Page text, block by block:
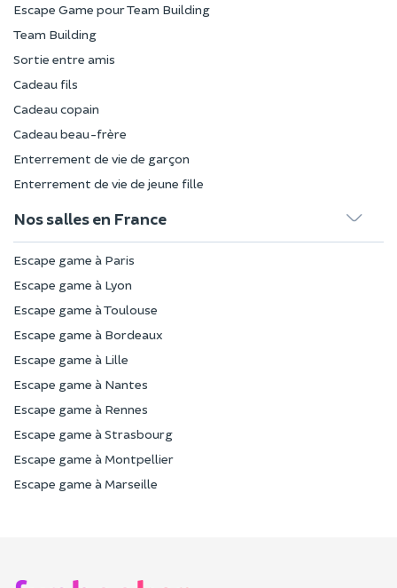
Escape Game pour Team Building
Team Building
Sortie entre amis
Cadeau fils
Cadeau copain
Cadeau beau-frère
Enterrement de vie de garçon
Enterrement de vie de jeune fille
Nos salles en France
Escape game à Paris
Escape game à Lyon
Escape game à Toulouse
Escape game à Bordeaux
Escape game à Lille
Escape game à Nantes
Escape game à Rennes
Escape game à Strasbourg
Escape game à Montpellier
Escape game à Marseille